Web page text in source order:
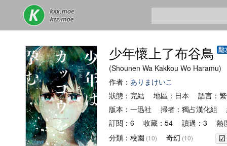
少年懷上了布谷鳥
(Shounen Wa Kakkou Wo
作者： ありまけいこ
狀態：完結 地區：日本 語言：
版本：一迅社 掃者：獨占漢化組
訂閱：6 收藏：54 讀過：3 熱
分類： 校園 (10) 奇幻 (10)